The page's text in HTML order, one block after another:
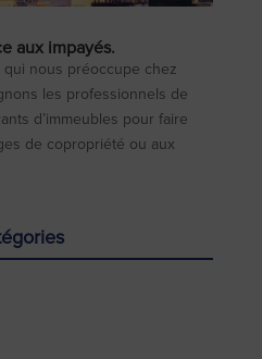
aux impayés.
nous préoccupe chez
les professionnels de
d’immeubles pour faire
de copropriété ou aux